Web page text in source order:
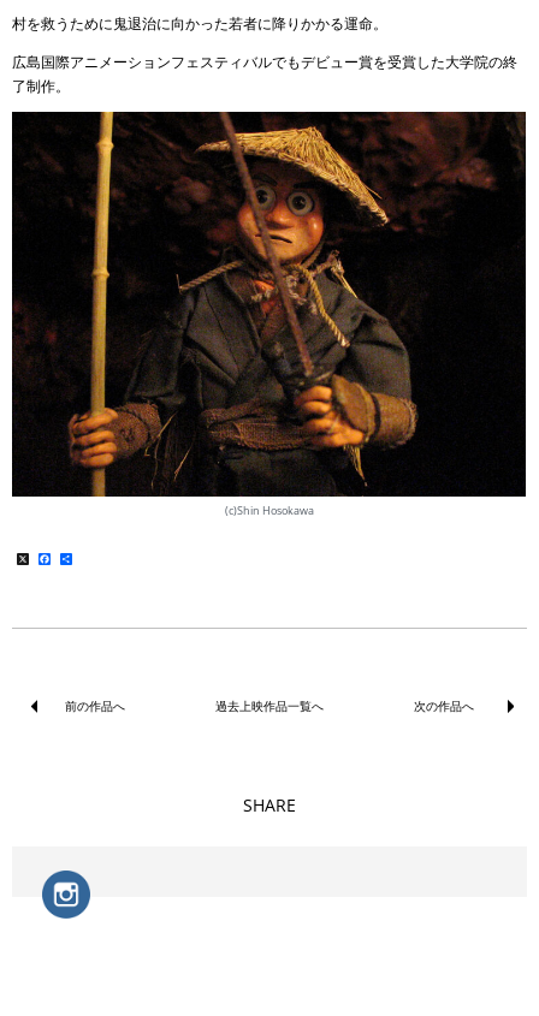
村を救うために鬼退治に向かった若者に降りかかる運命。
広島国際アニメーションフェスティバルでもデビュー賞を受賞した大学院の終
了制作。
(c)Shin Hosokawa
X Facebook
前の作品へ 過去上映作品一覧へ 次の作品へ
SHARE